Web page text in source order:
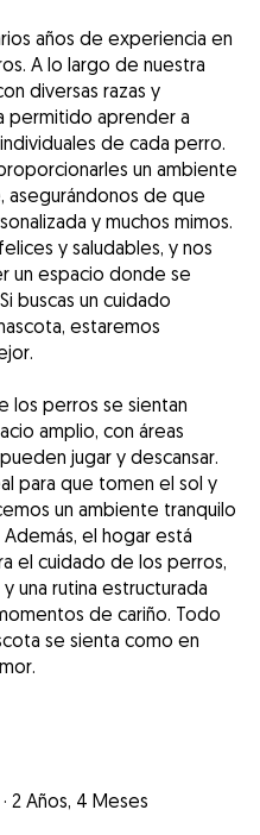
años de experiencia en
A lo largo de nuestra
diversas razas y
permitido aprender a
de cada perro.
un ambiente
asegurándonos de que
y muchos mimos.
y saludables, y nos
un espacio donde se
buscas un cuidado
estaremos
los perros se sientan
amplio, con áreas
jugar y descansar.
para que tomen el sol y
un ambiente tranquilo
el hogar está
el cuidado de los perros,
una rutina estructurada
de cariño. Todo
se sienta como en
· 2 Años, 4 Meses